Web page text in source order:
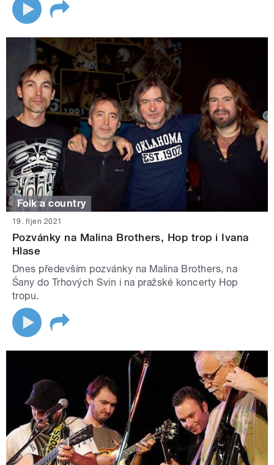
Folk a country
19. říjen 2021
Pozvánky na Malina Brothers, Hop trop i Ivana
Hlase
Dnes především pozvánky na Malina Brothers, na
Śany do Trhových Svin i na pražské koncerty Hop
tropu.